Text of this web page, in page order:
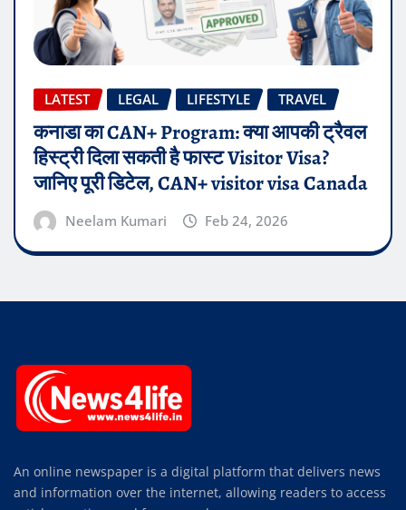
LATEST LEGAL LIFESTYLE TRAVEL
कनाडा का CAN+ Program: क्या आपकी ट्रैवल
हिस्ट्री दिला सकती है फास्ट Visitor Visa?
जानिए पूरी डिटेल, CAN+ visitor visa Canada
Neelam Kumari Feb 24, 2026
An online newspaper is a digital platform that delivers news
and information over the internet, allowing readers to access